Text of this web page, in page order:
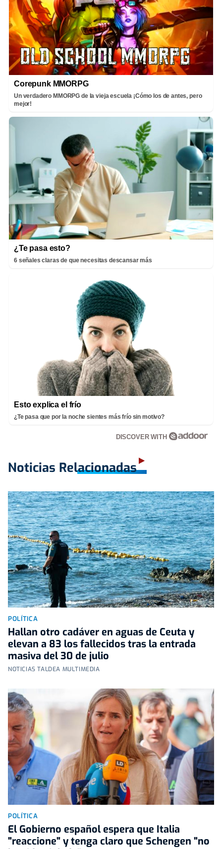
Corepunk MMORPG
Un verdadero MMORPG de la vieja escuela ¡Cómo los de antes, pero
mejor!
¿Te pasa esto?
6 señales claras de que necesitas descansar más
Esto explica el frío
¿Te pasa que por la noche sientes más frío sin motivo?
DISCOVER WITH
Noticias Relacionadas
POLÍTICA
Hallan otro cadáver en aguas de Ceuta y
elevan a 83 los fallecidos tras la entrada
masiva del 30 de julio
NOTICIAS TALDEA MULTIMEDIA
POLÍTICA
El Gobierno español espera que Italia
"reaccione" y tenga claro que Schengen "no